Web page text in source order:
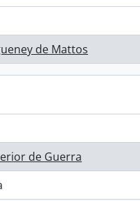
de Mattos
de Guerra